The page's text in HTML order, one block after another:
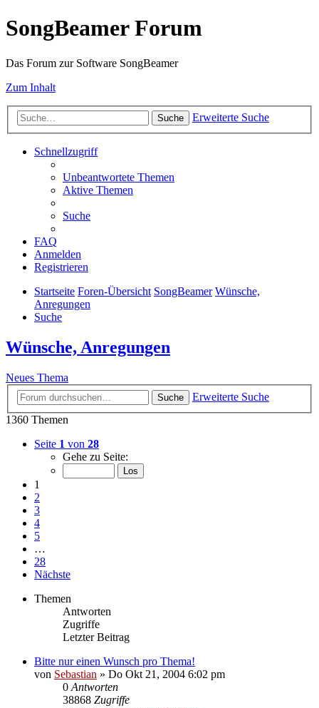
SongBeamer Forum
Das Forum zur Software SongBeamer
Zum Inhalt
Suche Erweiterte Suche
Schnellzugriff
Unbeantwortete Themen
Aktive Themen
Suche
FAQ
Anmelden
Registrieren
Startseite Foren-Übersicht SongBeamer Wünsche,
Anregungen
Suche
Wünsche, Anregungen
Neues Thema
Suche
Erweiterte Suche
1360 Themen
Seite 1 von 28
Gehe zu Seite:
1
2
3
4
5
…
28
Nächste
Themen
Antworten
Zugriffe
Letzter Beitrag
Bitte nur einen Wunsch pro Thema!
von Sebastian » Do Okt 21, 2004 6:02 pm
0 Antworten
38868 Zugriffe